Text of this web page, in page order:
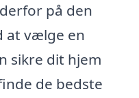
på den
at vælge en
sikre dit hjem
de bedste